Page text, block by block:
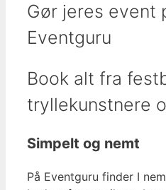
Gør jeres event
Eventguru
Book alt fra
tryllekunstnere
Simpelt og nemt
På Eventguru finder I